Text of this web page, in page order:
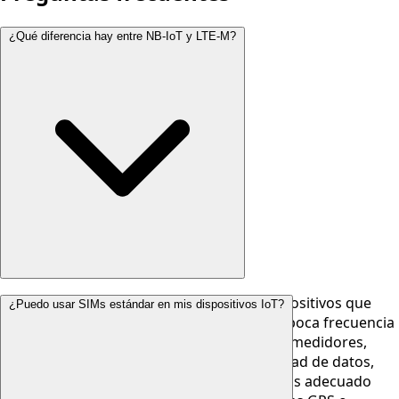
NB-IoT (Narrowband IoT) es ideal para dispositivos que
envían pequeñas cantidades de datos con poca frecuencia
y necesitan máxima autonomía de batería (medidores,
sensores fijos). LTE-M ofrece mayor velocidad de datos,
menor latencia y soporte de voz, siendo más adecuado